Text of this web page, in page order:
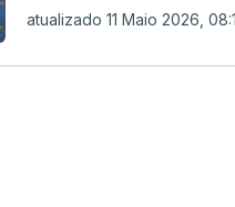
atualizado 11 Maio 2026,